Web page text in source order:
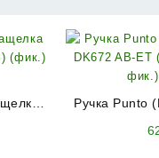
Ручка Punto